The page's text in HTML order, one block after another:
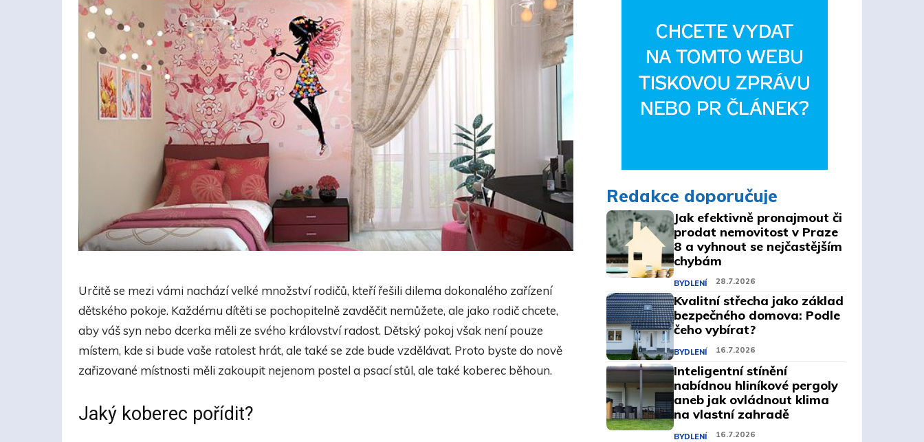
Určitě se mezi vámi nachází velké množství rodičů, kteří řešili dilema dokonalého zařízení
dětského pokoje. Každému dítěti se pochopitelně zavděčit nemůžete, ale jako rodič chcete,
aby váš syn nebo dcerka měli ze svého království radost. Dětský pokoj však není pouze
místem, kde si bude vaše ratolest hrát, ale také se zde bude vzdělávat. Proto byste do nově
zařizované místnosti měli zakoupit nejenom postel a psací stůl, ale také koberec běhoun.
Jaký koberec pořídit?
Redakce doporučuje
Jak efektivně pronajmout či
prodat nemovitost v Praze
8 a vyhnout se nejčastějším
chybám
BYDLENÍ 28.7.2026
Kvalitní střecha jako základ
bezpečného domova: Podle
čeho vybírat?
BYDLENÍ 16.7.2026
Inteligentní stínění
nabídnou hliníkové pergoly
aneb jak ovládnout klima
na vlastní zahradě
BYDLENÍ 16.7.2026